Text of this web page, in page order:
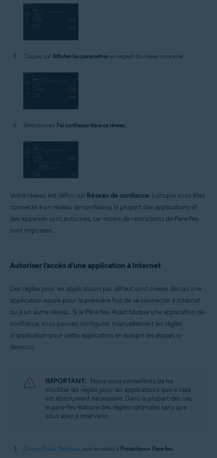
Cliquez sur Afficher les paramètres en regard du réseau concerné.
Sélectionnez J’ai confiance dans ce réseau.
Votre réseau est défini sur Réseau de confiance. Lorsque vous êtes
connecté à un réseau de confiance, la plupart des applications et
des appareils sont autorisés, car moins de restrictions de Pare-feu
sont imposées.
Autoriser l’accès d’une application à Internet
Des règles pour les applications par défaut sont créées dès qu’une
application essaie pour la première fois de se connecter à Internet
ou à un autre réseau. Si le Pare-feu Avast bloque une application de
confiance, vous pouvez configurer manuellement les règles
d’application pour cette application en suivant les étapes ci-
dessous :
IMPORTANT: Nous vous conseillons de ne
modifier les règles pour les applications que si cela
est absolument nécessaire. Dans la plupart des cas,
le pare-feu élabore des règles optimales sans que
vous ayez à intervenir.
Ouvrez Avast Antivirus, puis accédez à Protection ▸ Pare-feu.